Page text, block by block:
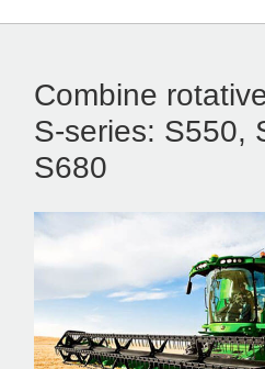
Combine
S-series: S550,
S680